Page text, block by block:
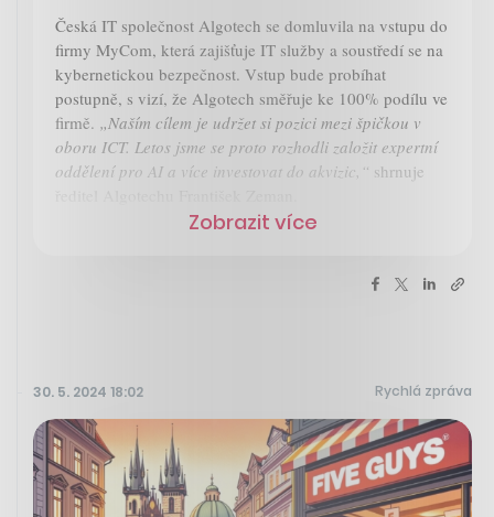
Česká IT společnost Algotech se domluvila na vstupu do
firmy MyCom, která zajišťuje IT služby a soustředí se na
kybernetickou bezpečnost. Vstup bude probíhat
postupně, s vizí, že Algotech směřuje ke 100% podílu ve
firmě. „Naším cílem je udržet si pozici mezi špičkou v
oboru ICT. Letos jsme se proto rozhodli založit expertní
oddělení pro AI a více investovat do akvizic,“ shrnuje
Zobrazit více
30. 5. 2024 18:02 Rychlá zpráva